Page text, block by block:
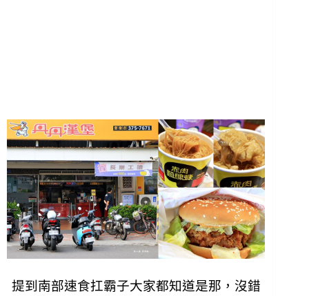
提到南部速食扛霸子大家都知道是那，沒錯